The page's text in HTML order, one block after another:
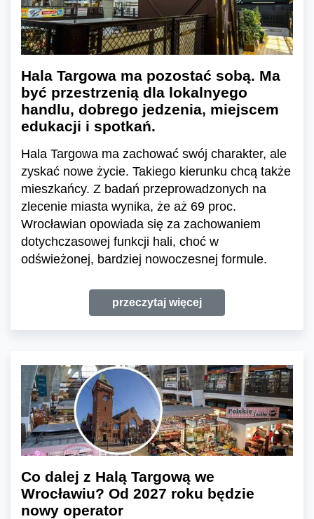
Hala Targowa ma pozostać sobą. Ma
być przestrzenią dla lokalnyego
handlu, dobrego jedzenia, miejscem
edukacji i spotkań.
Hala Targowa ma zachować swój charakter, ale
zyskać nowe życie. Takiego kierunku chcą także
mieszkańcy. Z badań przeprowadzonych na
zlecenie miasta wynika, że aż 69 proc.
Wrocławian opowiada się za zachowaniem
dotychczasowej funkcji hali, choć w
odświeżonej, bardziej nowoczesnej formule.
przeczytaj więcej
Co dalej z Halą Targową we
Wrocławiu? Od 2027 roku będzie
nowy operator